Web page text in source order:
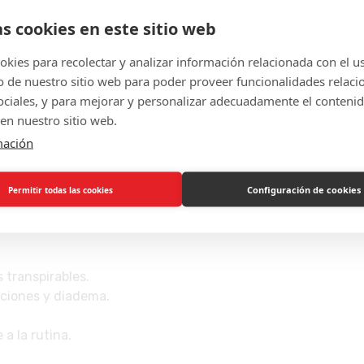
cookies en este sitio web
para recolectar y analizar información relacionada con el
de nuestro sitio web para poder proveer funcionalidades
y para mejorar y personalizar adecuadamente el
nuestro sitio web.
Permitir todas las cookies Configuración de cookies
termina el look con peinado, maquillaje y accesorios.
protecciones, peinado, maquillaje, fondo y el trampolín
peinados, maquillaje, fondo y trampolín.
reinicia cuando quieras.
la rutina.
transpirables.
y diadema.
a la rutina.